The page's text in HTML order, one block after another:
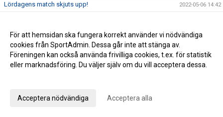
Lördagens match skjuts upp! 2022-05-06 14:42
Dubbla Giff-segrar i inledningen av U-lagsserien 2022-05-04 16:34
Glädje och jubel - stort bildspel från Giffcupens avgörande 2022-05-01 21:34
Full fart även andra helgen av Giffcupen - se bilderna här! 2022-04-30 15:23
Hemmapremiär på riktigt – Åsarp-Trädet kommer till
För att hemsidan ska fungera korrekt använder vi nödvändiga
cookies från SportAdmin. Dessa går inte att stänga av.
Föreningen kan också använda frivilliga cookies, t.ex. för statistik
eller marknadsföring. Du väljer själv om du vill acceptera dessa.
Acceptera nödvändiga Acceptera alla